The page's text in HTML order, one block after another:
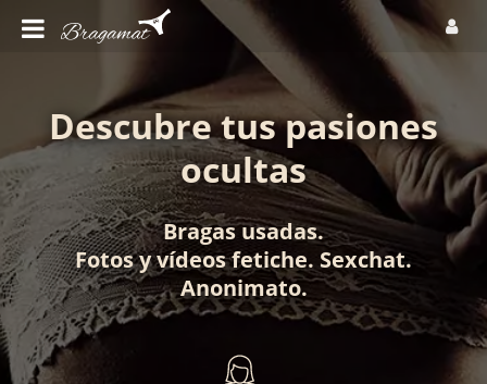
Descubre tus pasiones
ocultas
Bragas usadas.
Fotosyvídeos fetiche. Sexchat.
Anonimato.